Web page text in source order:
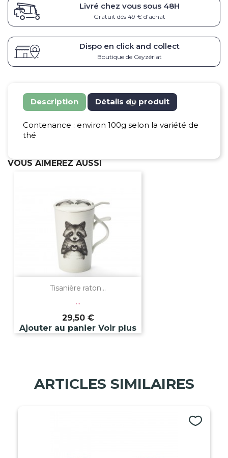
Livré chez vous sous 48H
Gratuit dès 49 € d'achat
Dispo en click and collect
Boutique de Ceyzériat
Description Détails du produit
Contenance : environ 100g selon la variété de
thé
VOUS AIMEREZ AUSSI
Tisanière raton...
...
29,50 €
Ajouter au panier Voir plus
ARTICLES SIMILAIRES